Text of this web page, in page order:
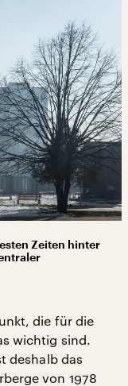
Zeiten hinter
die für die
wichtig sind.
deshalb das
von 1978